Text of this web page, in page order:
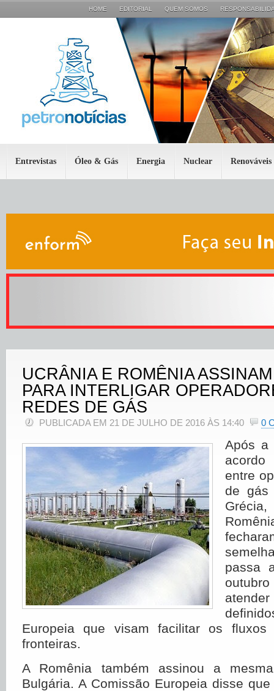
HOME EDITORIAL QUEM SOMOS
Entrevistas Óleo & Gás Energia Nuclear Renováveis
UCRÂNIA E ROMÊNIA
PARA INTERLIGAR
REDES DE GÁS
PUBLICADA EM 21 DE JULHO DE 2016 ÀS 14:40 0
Após a
entre
de gás
passa
Europeia que visam facilitar os
fronteiras.
A Romênia também assinou a
Bulgária. A Comissão Europeia disse